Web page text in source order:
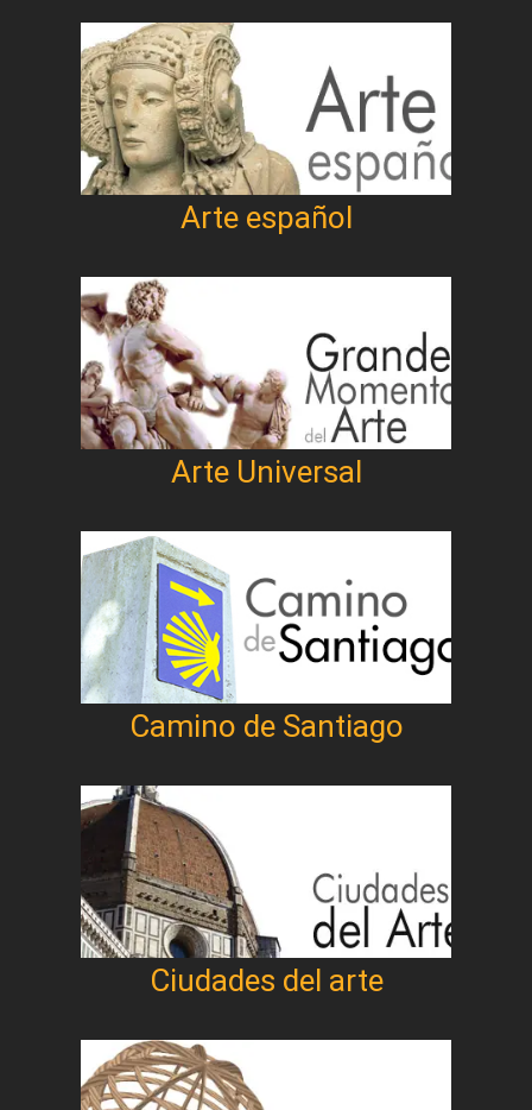
Arte español
Arte Universal
Camino de Santiago
Ciudades del arte